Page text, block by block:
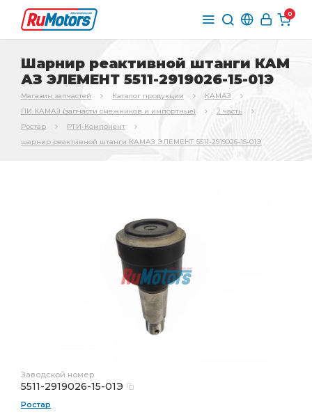
0
Шарнир реактивной штанги КАМ
АЗ ЭЛЕМЕНТ 5511-2919026-15-01Э
Магазин запчастей Каталог продукции
КАМАЗ
ПИ КАМАЗ (запчасти смежников и импортные)
2 часть
Ростар
РТИ-Компонент
шарнир реактивной штанги КАМАЗ ЭЛЕМЕНТ 5511-2919026-15-01Э
Заводской номер
5511-2919026-15-01Э
Ростар